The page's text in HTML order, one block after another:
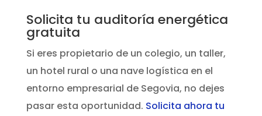
Solicita tu auditoría energética
gratuita
Si eres propietario de un colegio, un taller,
un hotel rural o una nave logística en el
entorno empresarial de Segovia, no dejes
pasar esta oportunidad. Solicita ahora tu